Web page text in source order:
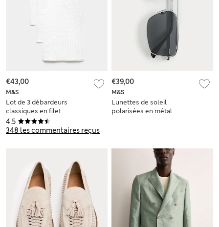
4.5
348 les commentaires reçus
M&S
Lot de 3 débardeurs
classiques en filet
100 % coton
€43,00
M&S
Lunettes de soleil
polarisées en métal
€39,00